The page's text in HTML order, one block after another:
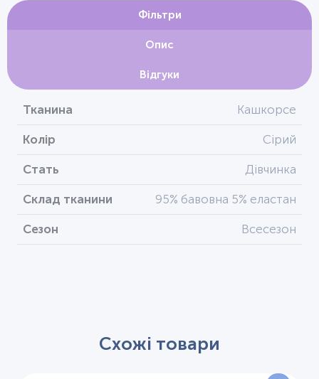
Фільтри
Опис
Відгуки
Тканина Кашкорсе
Колір Сірий
Стать Дівчинка
Склад тканини 95% бавовна 5% еластан
Сезон Всесезон
Схожі товари